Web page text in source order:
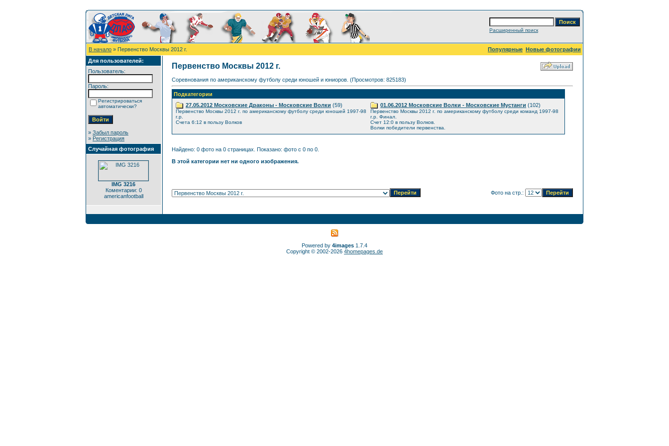
Расширенный поиск
В начало » Первенство Москвы 2012 г. Популярные Новые фотографии
Для пользователей:
Пользователь:
Пароль:
Регистрироваться
автоматически?
» Забыл пароль
» Регистрация
Случайная фотография
IMG 3216
Коментарии: 0
americanfootball
Первенство Москвы 2012 г.
Соревнования по американскому футболу среди юношей и юниоров. (Просмотров: 825183)
Подкатегории
27.05.2012 Московские Драконы - Московские Волки (59)
Первенство Москвы 2012 г. по американскому футболу среди юношей 1997-98
г.р.
Счета 6:12 в пользу Волков
01.06.2012 Московские Волки - Московские Мустанги (102)
Первенство Москвы 2012 г. по американскому футболу среди команд 1997-98
г.р. Финал.
Счет 12:0 в пользу Волков.
Волки победители первенства.
Найдено: 0 фото на 0 страницах. Показано: фото с 0 по 0.
В этой категории нет ни одного изображения.
Фото на стр.:
Powered by 4images 1.7.4
Copyright © 2002-2026 4homepages.de